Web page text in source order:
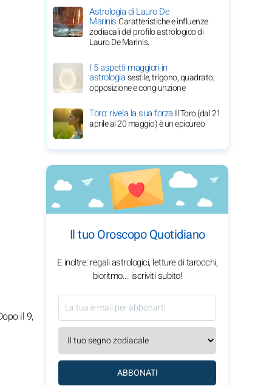
il 9,
Astrologia di Lauro De
MarinisCaratteristiche e influenze
zodiacali del profilo astrologico di
Lauro De Marinis.
I 5 aspetti maggiori in
astrologiasestile, trigono, quadrato,
opposizione e congiunzione
Toro: rivela la sua forza Il Toro (dal 21
aprile al 20 maggio) è un epicureo
Il tuo Oroscopo Quotidiano
E inoltre: regali astrologici, letture di tarocchi,
bioritmo... iscriviti subito!
ABBONATI